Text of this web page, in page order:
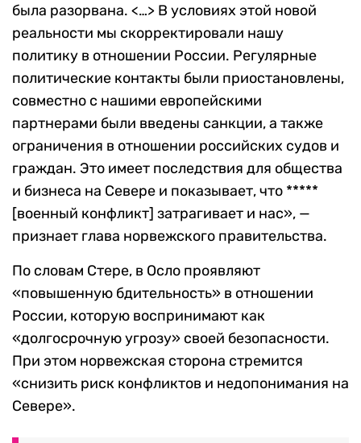
была разорвана. <…> В условиях этой новой
реальности мы скорректировали нашу
политику в отношении России. Регулярные
политические контакты были приостановлены,
совместно с нашими европейскими
партнерами были введены санкции, а также
ограничения в отношении российских судов и
граждан. Это имеет последствия для общества
и бизнеса на Севере и показывает, что *****
[военный конфликт] затрагивает и нас», —
признает глава норвежского правительства.
По словам Стере, в Осло проявляют
«повышенную бдительность» в отношении
России, которую воспринимают как
«долгосрочную угрозу» своей безопасности.
При этом норвежская сторона стремится
«снизить риск конфликтов и недопонимания на
Севере».